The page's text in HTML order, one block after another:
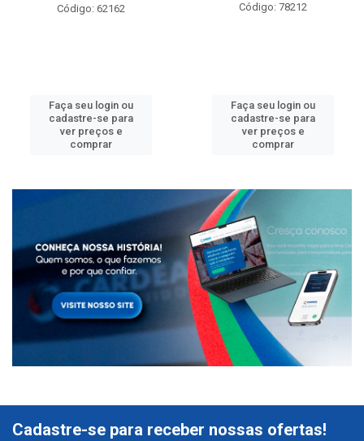
Código: 62162
Faça seu login ou
cadastre-se para
ver preços e
comprar
Código: 78212
Faça seu login ou
cadastre-se para
ver preços e
comprar
Cadastre-se para receber nossas ofertas!